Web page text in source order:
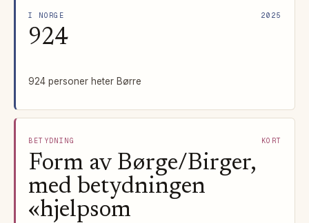
I NORGE 2025
924
924 personer heter Børre
BETYDNING KORT
Form av Børge/Birger,
med betydningen
«hjelpsom